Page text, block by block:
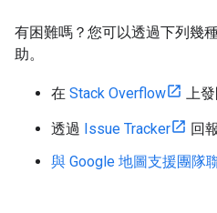
有困難嗎？您可以透過下列幾
助。
在 Stack Overflow 上發
透過 Issue Tracker
回
與 Google 地圖支援團隊